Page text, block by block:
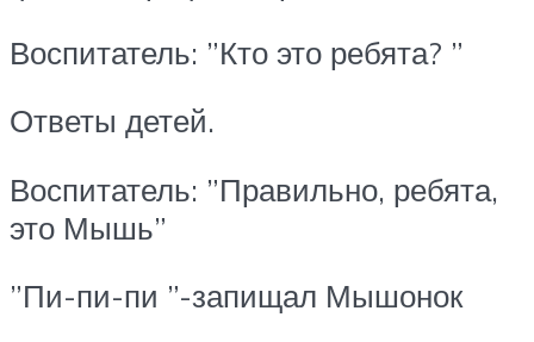
Воспитатель: ”Кто это ребята? ”
Ответы детей.
Воспитатель: ”Правильно, ребята,
это Мышь”
”Пи-пи-пи ”-запищал Мышонок